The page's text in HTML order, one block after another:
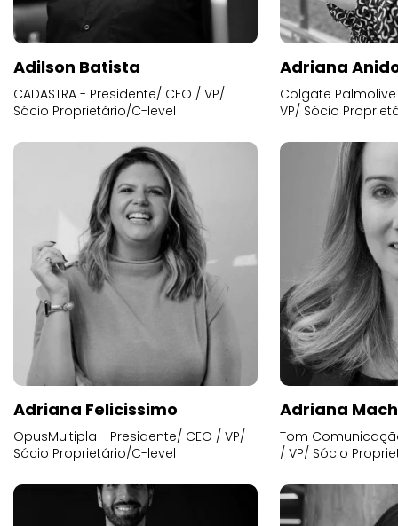
Adilson Batista
CADASTRA - Presidente/ CEO / VP/
Sócio Proprietário/C-level
Adriana
Colgate
VP/ Sócio
Adriana Felicissimo
OpusMultipla - Presidente/ CEO / VP/
Sócio Proprietário/C-level
Adriana
Tom
/ VP/ Sócio